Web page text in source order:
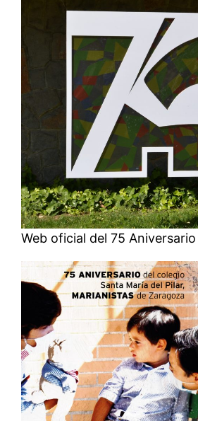
Web oficial del 75 Aniversario